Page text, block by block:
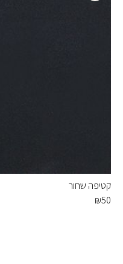
קטיפה שחור
₪50